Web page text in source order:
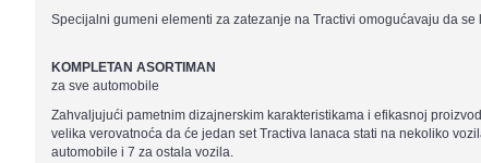
Specijalni gumeni elementi za zatezanje na Tractivi omogućavaju da
KOMPLETAN ASORTIMAN
za sve automobile
Zahvaljujući pametnim dizajnerskim karakteristikama i efikasnoj
velika verovatnoća da će jedan set Tractiva lanaca stati na nekoliko
automobile i 7 za ostala vozila.